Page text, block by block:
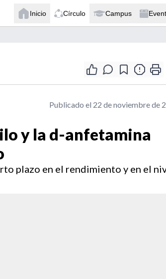
Inicio Círculo Campus
Publicado el 22 de noviembre de
y la d-anfetamina
plazo en el rendimiento y en el